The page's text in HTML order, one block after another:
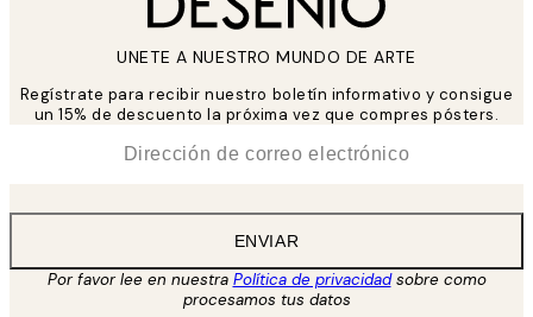
UNETE A NUESTRO MUNDO DE ARTE
Regístrate para recibir nuestro boletín informativo y consigue
un 15% de descuento la próxima vez que compres pósters.
ENVIAR
Por favor lee en nuestra Política de privacidadsobre como
procesamos tus datos